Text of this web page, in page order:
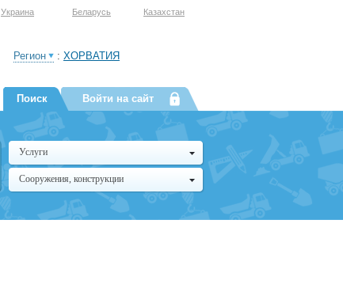
Украина Беларусь Казахстан
Регион : ХОРВАТИЯ
Поиск Войти на сайт
Услуги
Сооружения, конструкции